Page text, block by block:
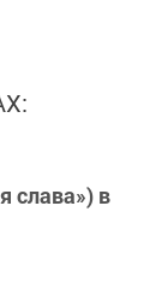
слава») в